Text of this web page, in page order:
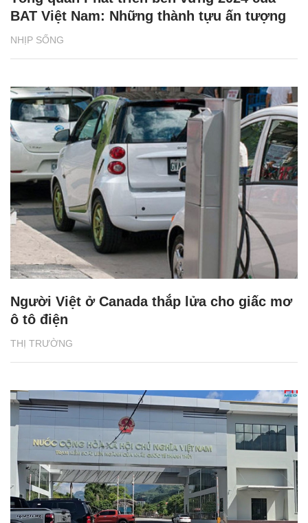
NHỊP SỐNG
BAT Việt Nam: Những thành tựu ấn tượng
THỊ TRƯỜNG
Người Việt ở Canada thắp lửa cho giấc mơ
ô tô điện